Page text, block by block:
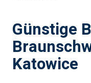
Günstige
Katowice